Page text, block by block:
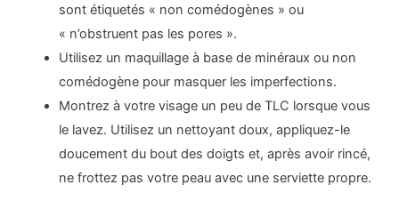
sont étiquetés « non comédogènes » ou
« n’obstruent pas les pores ».
Utilisez un maquillage à base de minéraux ou non
comédogène pour masquer les imperfections.
Montrez à votre visage un peu de TLC lorsque vous
le lavez. Utilisez un nettoyant doux, appliquez-le
doucement du bout des doigts et, après avoir rincé,
ne frottez pas votre peau avec une serviette propre.